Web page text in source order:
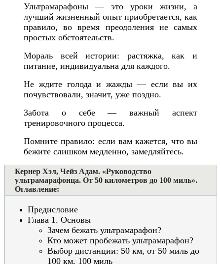
Ультрамарафоны — это уроки жизни, а
лучший жизненный опыт приобретается, как
правило, во время преодоления не самых
простых обстоятельств.
Мораль всей истории: растяжка, как и
питание, индивидуальна для каждого.
Не ждите голода и жажды — если вы их
почувствовали, значит, уже поздно.
Забота о себе — важный аспект
тренировочного процесса.
Помните правило: если вам кажется, что вы
бежите слишком медленно, замедляйтесь.
Кернер Хэл, Чейз Адам. «Руководство
ультрамарафонца. От 50 километров до 100 миль».
Оглавление:
Предисловие
Глава 1. Основы
Зачем бежать ультрамарафон?
Кто может пробежать ультрамарафон?
Выбор дистанции: 50 км, от 50 миль до
100 км, 100 миль